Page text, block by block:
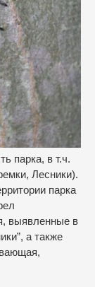
парка, в т.ч.
Лесники).
парка
выявленные в
а также